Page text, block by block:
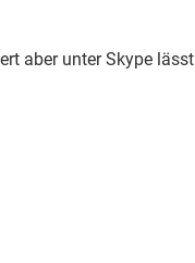
aber unter Skype